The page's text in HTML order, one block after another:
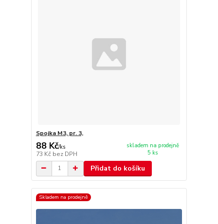
Spojka M3, pr. 3,
88 Kč/ks
73 Kč bez DPH
skladem na prodejně
5 ks
Přidat do košíku
Skladem na prodejně